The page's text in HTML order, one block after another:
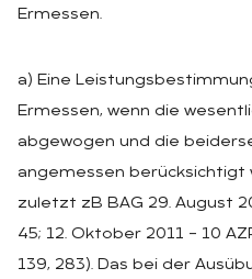
Ermessen.
a) Eine
Ermessen, wenn die
abgewogen und die
angemessen berücksichtigt
zuletzt zB BAG 29. August
45; 12. Oktober 2011 – 10
139, 283). Das bei der